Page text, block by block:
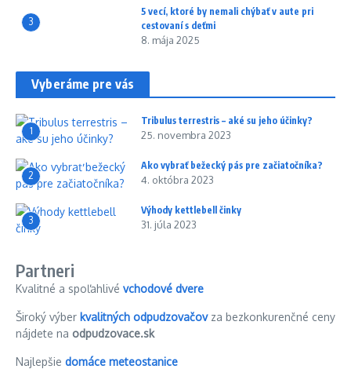
3
5 vecí, ktoré by nemali chýbať v aute pri
cestovaní s deťmi
8. mája 2025
Vyberáme pre vás
1
Tribulus terrestris – aké su jeho účinky?
25. novembra 2023
2
Ako vybrať bežecký pás pre začiatočníka?
4. októbra 2023
3
Výhody kettlebell činky
31. júla 2023
Partneri
Kvalitné a spoľahlivé vchodové dvere
Široký výber kvalitných odpudzovačovza bezkonkurenčné ceny
nájdete na odpudzovace.sk
Najlepšie domáce meteostanice